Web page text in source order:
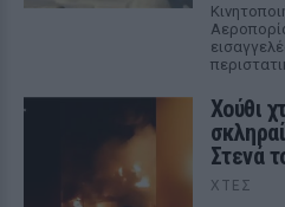
Χούθι
Στενά
ΧΤΕΣ